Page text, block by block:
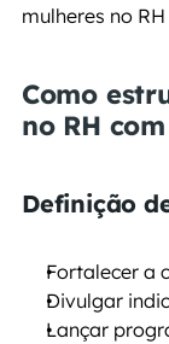
mulheres no
Como
no RH
Definição
Fortalecer a
Divulgar
Lançar